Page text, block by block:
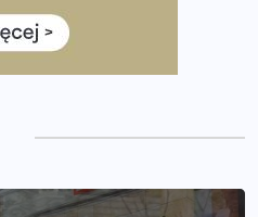
Nocny Portowy Maraton
co warto wiedzieć